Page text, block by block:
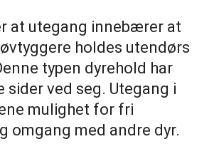
at utegang innebærer at
holdes utendørs
typen dyrehold har
sider ved seg. Utegang i
mulighet for fri
omgang med andre dyr.